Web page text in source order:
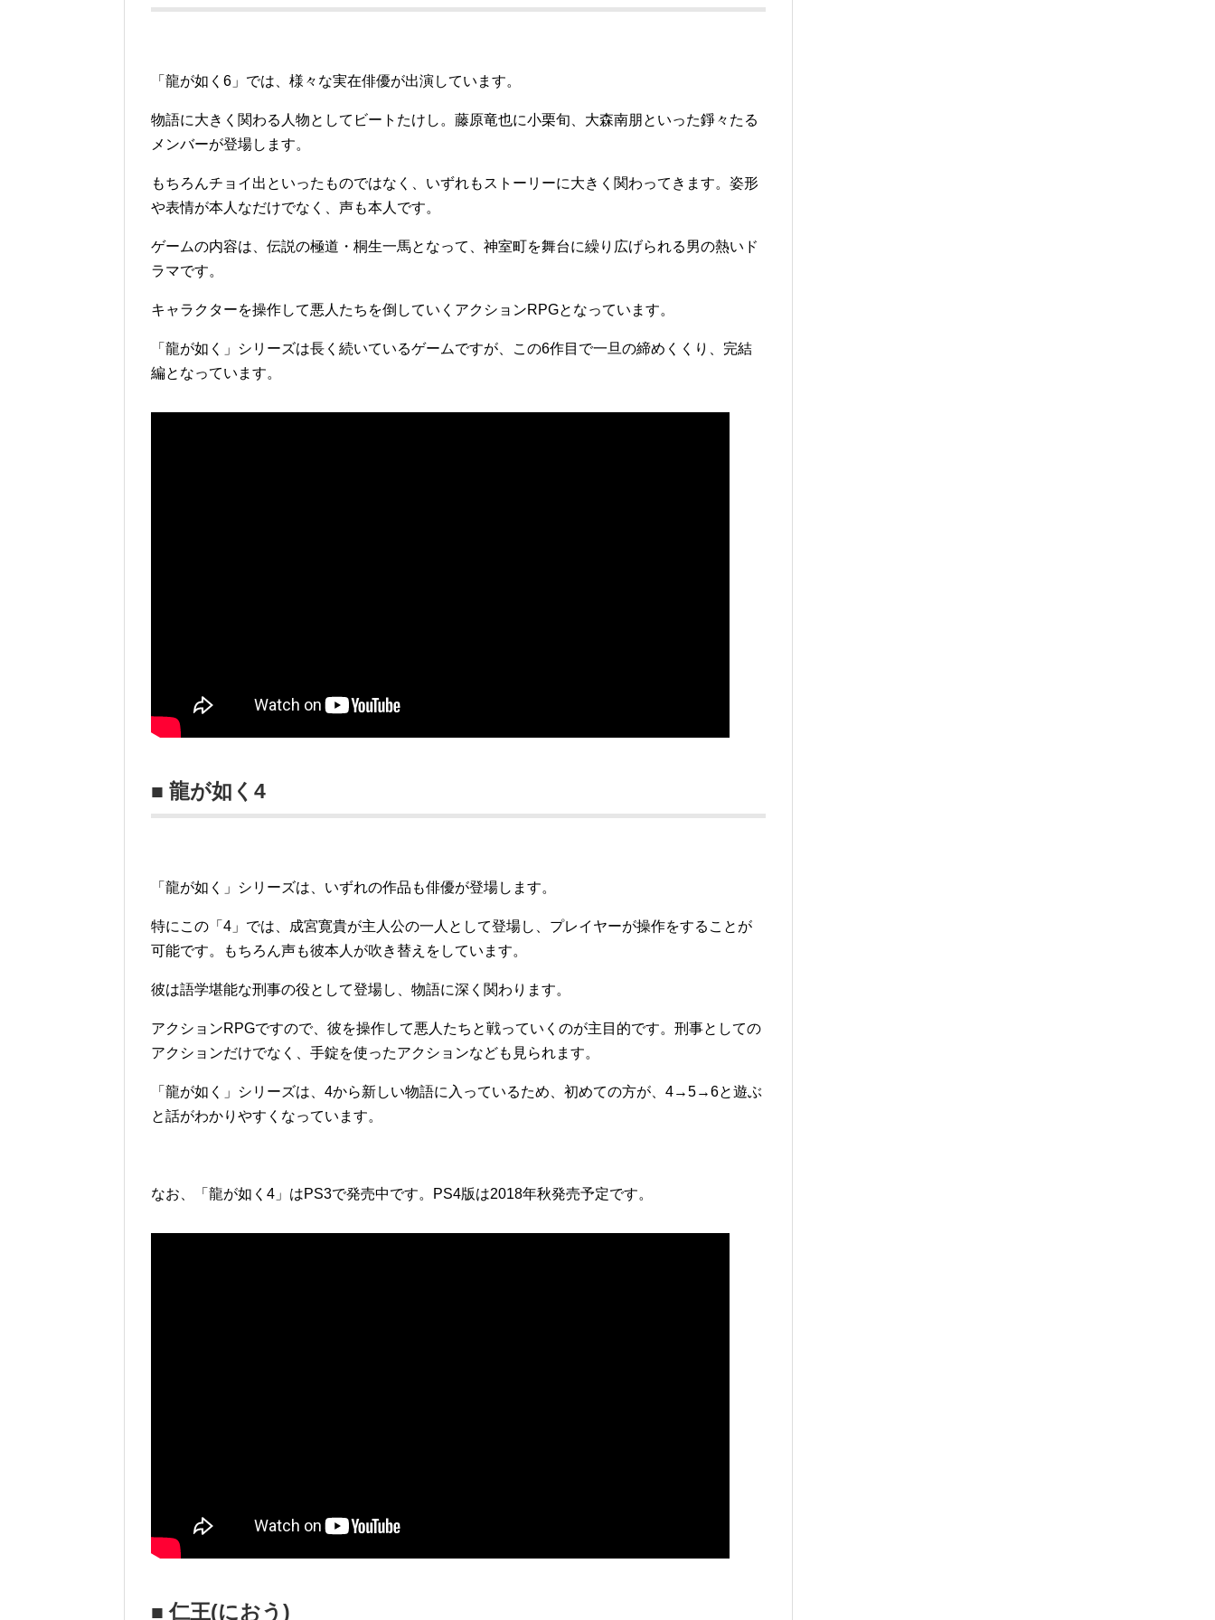
「龍が如く6」では、様々な実在俳優が出演しています。
物語に大きく関わる人物としてビートたけし。藤原竜也に小栗旬、大森南朋といった錚々たる
メンバーが登場します。
もちろんチョイ出といったものではなく、いずれもストーリーに大きく関わってきます。姿形
や表情が本人なだけでなく、声も本人です。
ゲームの内容は、伝説の極道・桐生一馬となって、神室町を舞台に繰り広げられる男の熱いド
ラマです。
キャラクターを操作して悪人たちを倒していくアクションRPGとなっています。
「龍が如く」シリーズは長く続いているゲームですが、この6作目で一旦の締めくくり、完結
編となっています。
■ 龍が如く4
「龍が如く」シリーズは、いずれの作品も俳優が登場します。
特にこの「4」では、成宮寛貴が主人公の一人として登場し、プレイヤーが操作をすることが
可能です。もちろん声も彼本人が吹き替えをしています。
彼は語学堪能な刑事の役として登場し、物語に深く関わります。
アクションRPGですので、彼を操作して悪人たちと戦っていくのが主目的です。刑事としての
アクションだけでなく、手錠を使ったアクションなども見られます。
「龍が如く」シリーズは、4から新しい物語に入っているため、初めての方が、4→5→6と遊ぶ
と話がわかりやすくなっています。
なお、「龍が如く4」はPS3で発売中です。PS4版は2018年秋発売予定です。
■ 仁王(におう)